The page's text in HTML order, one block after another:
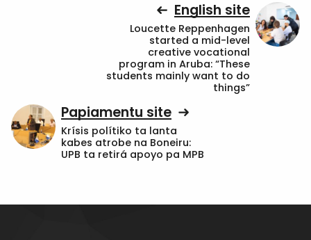
English site
Loucette Reppenhagen
started a mid-level
creative vocational
program in Aruba: “These
students mainly want to do
things”
Papiamentu site
Krísis polítiko ta lanta
kabes atrobe na Boneiru:
UPB ta retirá apoyo pa MPB